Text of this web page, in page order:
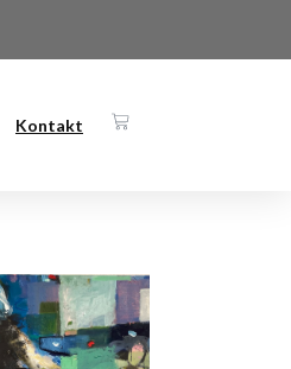
Kontakt